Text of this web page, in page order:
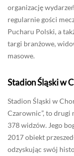
organizację
regularnie gości
Pucharu Polski, a
targi branżowe,
masowe.
Stadion Śląski w
Stadion Śląski w
Czarownic”, to drugi
378 widzów. Jego
2017 obiekt
odzyskując swój